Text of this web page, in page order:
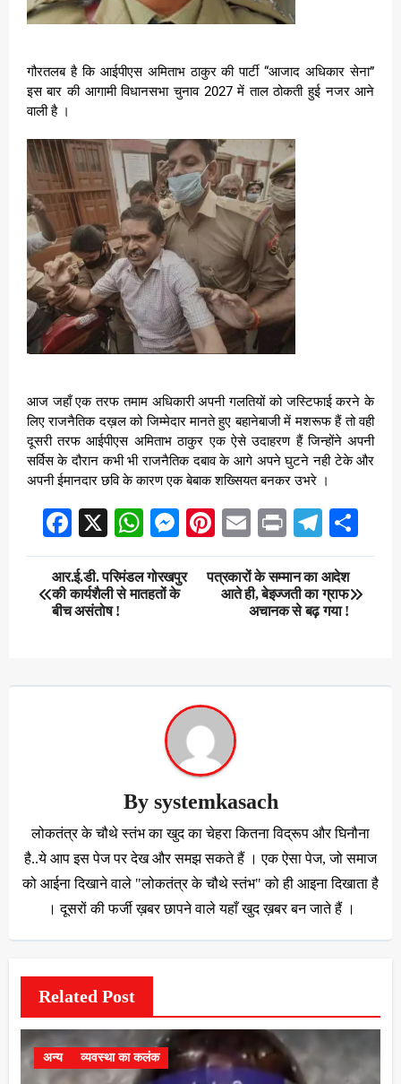
गौरतलब है कि आईपीएस अमिताभ ठाकुर की पार्टी “आजाद अधिकार सेना”
इस बार की आगामी विधानसभा चुनाव 2027 में ताल ठोकती हुई नजर आने
वाली है ।
आज जहाँ एक तरफ तमाम अधिकारी अपनी गलतियों को जस्टिफाई करने के
लिए राजनैतिक दख़ल को जिम्मेदार मानते हुए बहानेबाजी में मशरूफ हैं तो वही
दूसरी तरफ आईपीएस अमिताभ ठाकुर एक ऐसे उदाहरण हैं जिन्होंने अपनी
सर्विस के दौरान कभी भी राजनैतिक दबाव के आगे अपने घुटने नही टेके और
अपनी ईमानदार छवि के कारण एक बेबाक शख्सियत बनकर उभरे ।
Facebook
X WhatsApp
Messenger
Pinterest
EmailPrint
Post
navigation
आर.ई.डी. परिमंडल गोरखपुर
की कार्यशैली से मातहतों के
बीच असंतोष !
पत्रकारों के सम्मान का आदेश
आते ही, बेइज्जती का ग्राफ
अचानक से बढ़ गया !
By systemkasach
लोकतंत्र के चौथे स्तंभ का खुद का चेहरा कितना विद्रूप और घिनौना
है..ये आप इस पेज पर देख और समझ सकते हैं । एक ऐसा पेज, जो समाज
को आईना दिखाने वाले "लोकतंत्र के चौथे स्तंभ" को ही आइना दिखाता है
। दूसरों की फर्जी ख़बर छापने वाले यहाँ खुद ख़बर बन जाते हैं ।
Related Post
अन्य व्यवस्था का कलंक